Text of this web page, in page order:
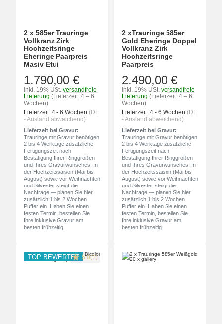
2 x 585er Trauringe
Vollkranz Zirk
Hochzeitsringe
Eheringe Paarpreis
Masiv Etui
1.790,00 €
inkl. 19% USt. versandfreie
Lieferung (Lieferzeit: 4 – 6
Wochen)
Lieferzeit: 4 - 6 Wochen (DE
- Ausland abweichend)
Lieferzeit bei Gravur:
Trauringe mit Gravur benötigen
2 bis 4 Werktage zusätzliche
Fertigungszeit nach
Bestätigung Ihrer Ringgrößen
und Ihres Gravurwunsches. In
der Hochzeitssaison (Mai bis
August) sowie vor Weihnachten
und Silvester steigt die
Nachfrage — planen Sie hier
zusätzlich 1 bis 2 Wochen
Puffer ein. Haben Sie einen
festen Termin, bestellen Sie
Ihre inklusive Gravur am
besten frühzeitig.
2 xTrauringe 585er
Gold Eheringe Doppel
Vollkranz Zirk
Hochzeitsringe
Paarpreis
2.490,00 €
inkl. 19% USt. versandfreie
Lieferung (Lieferzeit: 4 – 6
Wochen)
Lieferzeit: 4 - 6 Wochen (DE
- Ausland abweichend)
Lieferzeit bei Gravur:
Trauringe mit Gravur benötigen
2 bis 4 Werktage zusätzliche
Fertigungszeit nach
Bestätigung Ihrer Ringgrößen
und Ihres Gravurwunsches. In
der Hochzeitssaison (Mai bis
August) sowie vor Weihnachten
und Silvester steigt die
Nachfrage — planen Sie hier
zusätzlich 1 bis 2 Wochen
Puffer ein. Haben Sie einen
festen Termin, bestellen Sie
Ihre inklusive Gravur am
besten frühzeitig.
TOP BEWERTET 5.0(1)